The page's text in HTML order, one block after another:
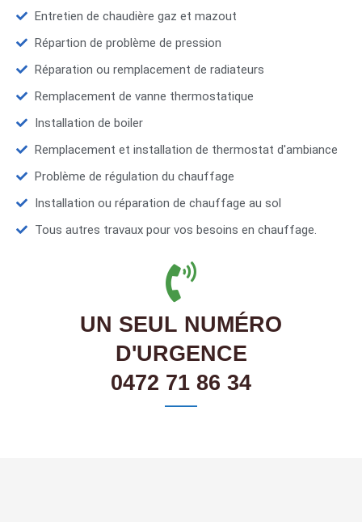
Entretien de chaudière gaz et mazout
Répartion de problème de pression
Réparation ou remplacement de radiateurs
Remplacement de vanne thermostatique
Installation de boiler
Remplacement et installation de thermostat d'ambiance
Problème de régulation du chauffage
Installation ou réparation de chauffage au sol
Tous autres travaux pour vos besoins en chauffage.
UN SEUL NUMÉRO
D'URGENCE
0472 71 86 34